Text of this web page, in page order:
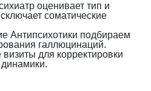
оценивает тип и
соматические
Антипсихотики подбираем
галлюцинаций.
для корректировки